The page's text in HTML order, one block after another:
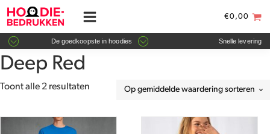
€0,00
De goedkoopste in hoodies Snelle levering
Deep Red
Toont alle 2 resultaten Gesorteerd
gemiddelde